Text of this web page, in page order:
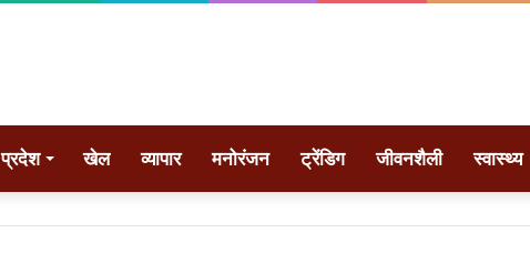
प्रदेश खेल व्यापार मनोरंजन ट्रेंडिग जीवनशैली स्वास्थ्य